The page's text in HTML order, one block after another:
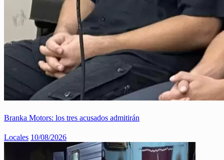
Branka Motors: los tres acusados admitirán
Locales 10/08/2026